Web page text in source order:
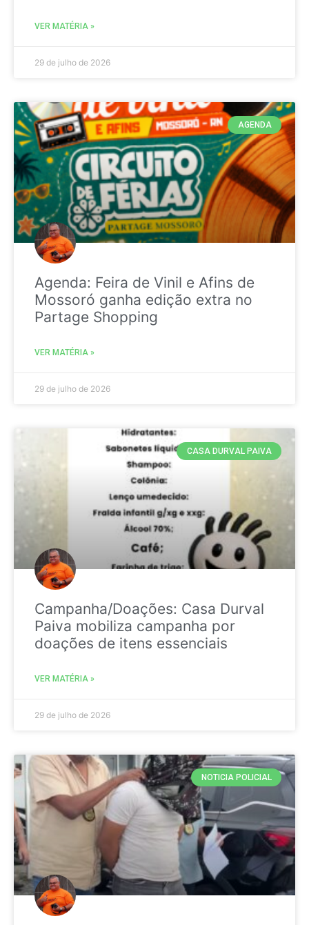
VER MATÉRIA »
29 de julho de 2026
AGENDA
Agenda: Feira de Vinil e Afins de
Mossoró ganha edição extra no
Partage Shopping
VER MATÉRIA »
29 de julho de 2026
CASA DURVAL PAIVA
Campanha/Doações: Casa Durval
Paiva mobiliza campanha por
doações de itens essenciais
VER MATÉRIA »
29 de julho de 2026
NOTICIA POLICIAL